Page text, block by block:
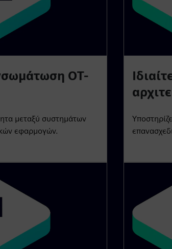
OT-
μεταξύ συστημάτων
εφαρμογών.